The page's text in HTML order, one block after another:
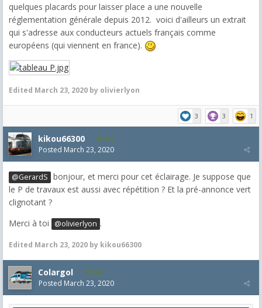
quelques placards pour laisser place a une nouvelle
réglementation générale depuis 2012. voici d'ailleurs un extrait
qui s'adresse aux conducteurs actuels français comme
européens (qui viennent en france).
Edited March 23, 2020 by olivierlyon
3 3 1
kikou66300 538
Posted March 23, 2020
@GerardS bonjour, et merci pour cet éclairage. Je suppose que
le P de travaux est aussi avec répétition ? Et la pré-annonce vert
clignotant ?
Merci à toi
@olivierlyon .
Edited March 23, 2020 by kikou66300
Colargol 408
Posted March 23, 2020